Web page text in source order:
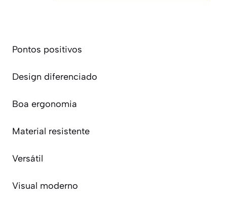
Pontos positivos
Design diferenciado
Boa ergonomia
Material resistente
Versátil
Visual moderno